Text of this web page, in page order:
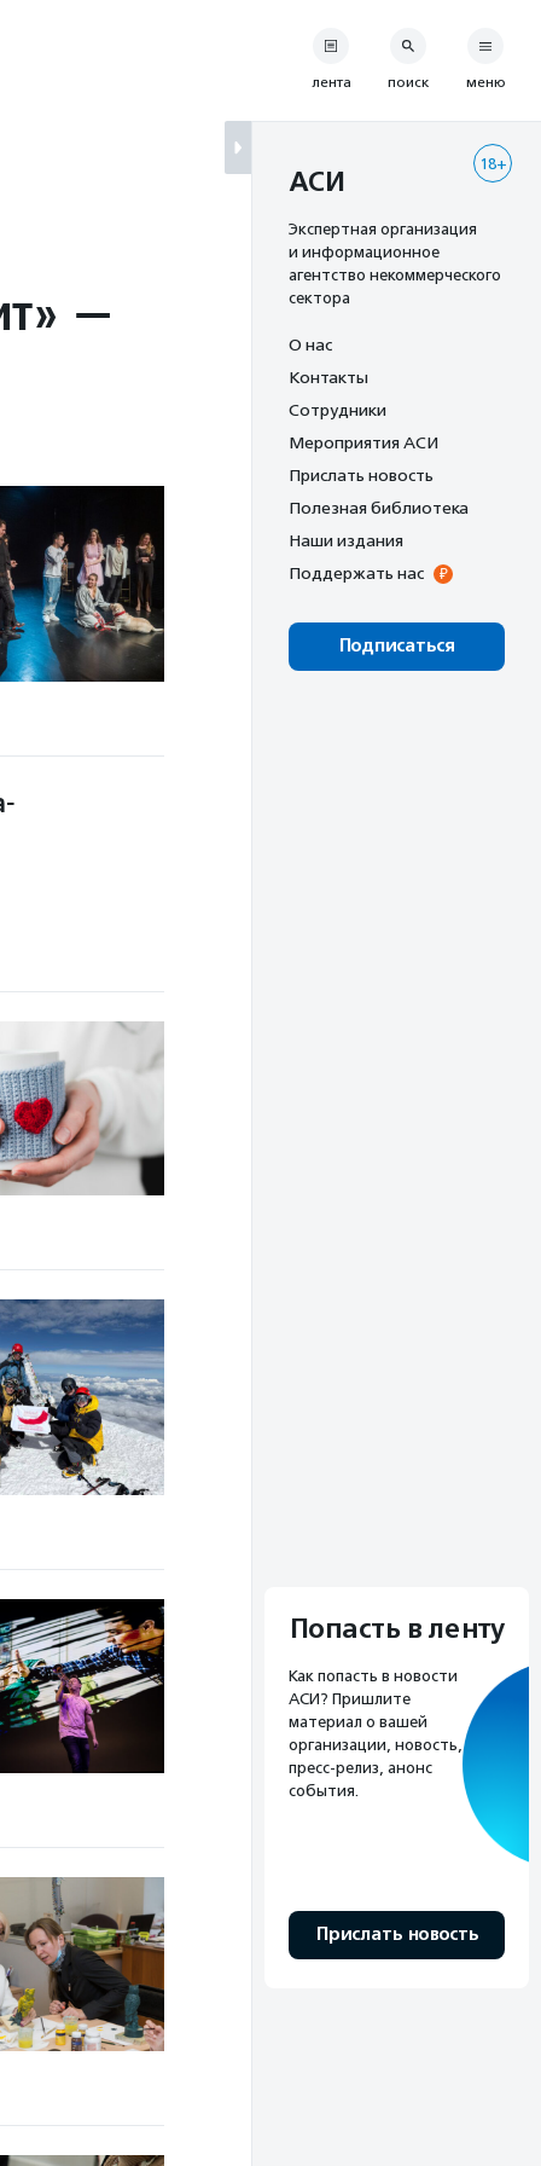
—
лента поиск меню
18+
АСИ
Экспертная организация
и информационное
агентство некоммерческого
сектора
О нас
Контакты
Сотрудники
Мероприятия АСИ
Прислать новость
Полезная библиотека
Наши издания
Поддержать нас
Подписаться
Попасть в ленту
Как попасть в новости
АСИ? Пришлите
материал о вашей
организации, новость,
пресс-релиз, анонс
события.
Прислать новость